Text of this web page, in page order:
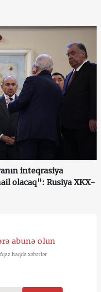
inteqrasiya
olacaq": Rusiya XKX-
abunə olun
haqda xəbərlər